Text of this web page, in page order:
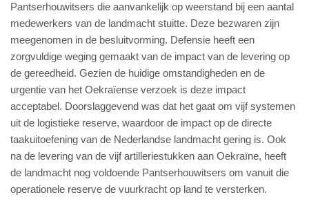
Pantserhouwitsers die aanvankelijk op weerstand bij een aantal
medewerkers van de landmacht stuitte. Deze bezwaren zijn
meegenomen in de besluitvorming. Defensie heeft een
zorgvuldige weging gemaakt van de impact van de levering op
de gereedheid. Gezien de huidige omstandigheden en de
urgentie van het Oekraïense verzoek is deze impact
acceptabel. Doorslaggevend was dat het gaat om vijf systemen
uit de logistieke reserve, waardoor de impact op de directe
taakuitoefening van de Nederlandse landmacht gering is. Ook
na de levering van de vijf artilleriestukken aan Oekraïne, heeft
de landmacht nog voldoende Pantserhouwitsers om vanuit die
operationele reserve de vuurkracht op land te versterken.